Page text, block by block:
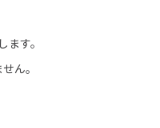
す。
ん。